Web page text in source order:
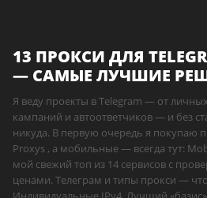
13 ПРОКСИ ДЛЯ
— САМЫЕ ЛУЧШИЕ
Я веду проекты в Telegram — от
кампаний и автоответчиков — и без
никуда. В первую очередь я покупаю
Proxys , а мобильные — всегда тут:
мой свежий топ из 14 сервисов с
ценами. Телеграм и типы прокси —